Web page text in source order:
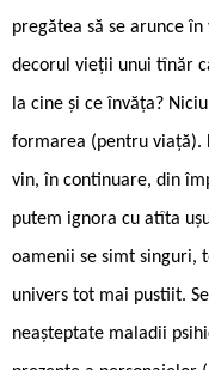
pregătea să se arunce
decorul vieții unui tînăr
la cine și ce învăța?
formarea (pentru viață).
vin, în continuare, din
putem ignora cu atîta
oamenii se simt singuri,
univers tot mai pustiit.
neașteptate maladii